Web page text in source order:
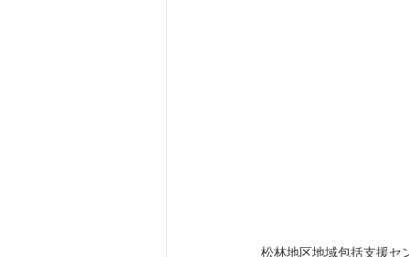
松林地区地域包括支援セ